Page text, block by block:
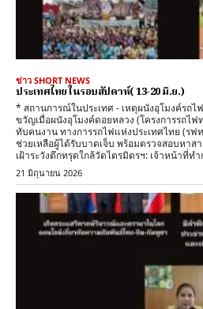
ข่าว SHORT NEWS
ประเทศไทย ในรอบสัปดาห์( 13-20 มิ.ย.)
​* สถานการณ์ในประเทศ - ​เหตุผนังอุโมงค์รถไฟดอยหลวงถล่ม: เกิดเหตุสะเทือน
ขวัญเมื่อผนังอุโมงค์ดอยหลวง (โครงการรถไฟ
ทับคนงาน ทางการรถไฟแห่งประเทศไทย (รฟ
ช่วยเหลือผู้ได้รับบาดเจ็บ พร้อมตรวจสอบหาสา
เฝ้าระวังตึกทรุดใกล้วัดไตรมิตรฯ: เจ้าหน้าที่ท
21 มิถุนายน 2026